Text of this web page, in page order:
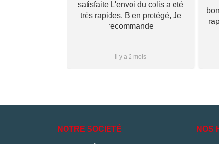
satisfaite L'envoi du colis a été
très rapides. Bien protégé, Je
recommande
il y a 2 mois
NOTRE SOCIÉTÉ NOS